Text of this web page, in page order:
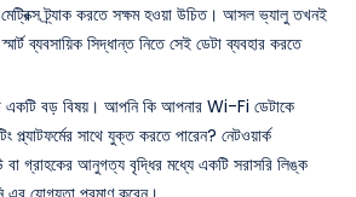
ট্র্যাক করতে সক্ষম হওয়া উচিত। আসল ভ্যালু তখনই
ব্যবসায়িক সিদ্ধান্ত নিতে সেই ডেটা ব্যবহার করতে
একটি বড় বিষয়। আপনি কি আপনার Wi-Fi ডেটাকে
প্ল্যাটফর্মের সাথে যুক্ত করতে পারেন? নেটওয়ার্ক
বা গ্রাহকের আনুগত্য বৃদ্ধির মধ্যে একটি সরাসরি লিঙ্ক